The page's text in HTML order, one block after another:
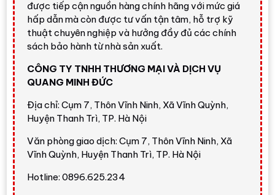
Dung tích20 líthợp với gia đình nhỏ, cặp vợ chồng
trẻ, phòng tắm phụ hoặc nhà có khoảng 2 - 3 người
dùng nước nóng.
Điện Máy Kalong đánh giá model này nổi bật nhờ bộ
tính năng thực dụng:
quá nhiệt,van xả áp an toàn,vỏ chống thấm IPX1
Flexomix tăng thêm lượng nước nóng
bạc/Nano bạc kháng khuẩn ,lớp cách nhiệt HDI
vàlòng bình tráng men Titan .
được tiếp cận nguồn hàng chính hãng với mức giá
hấp dẫn mà còn được tư vấn tận tâm, hỗ trợ kỹ
thuật chuyên nghiệp và hưởng đầy đủ các chính
sách bảo hành từ nhà sản xuất.
CÔNG TY TNHH THƯƠNG MẠI VÀ DỊCH VỤ
QUANG MINH ĐỨC
Địa chỉ: Cụm 7, Thôn Vĩnh Ninh, Xã Vĩnh Quỳnh,
Huyện Thanh Trì, TP. Hà Nội
Văn phòng giao dịch: Cụm 7, Thôn Vĩnh Ninh, Xã
Vĩnh Quỳnh, Huyện Thanh Trì, TP. Hà Nội
Hotline: 0896.625.234